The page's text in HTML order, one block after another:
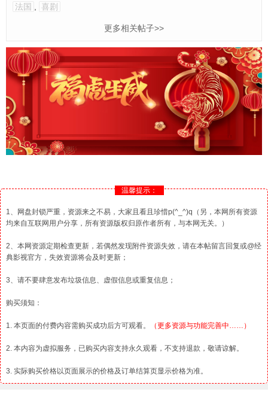
法国 喜剧
更多相关帖子>>
温馨提示：
1、网盘封锁严重，资源来之不易，大家且看且珍惜p(^_^)q（另，本网所有资源
均来自互联网用户分享，所有资源版权归原作者所有，与本网无关。）
2、本网资源定期检查更新，若偶然发现附件资源失效，请在本帖留言回复或@经
典影视官方，失效资源将会及时更新；
3、请不要肆意发布垃圾信息、虚假信息或重复信息；
购买须知：
1. 本页面的付费内容需购买成功后方可观看。 （更多资源与功能完善中……）
2. 本内容为虚拟服务，已购买内容支持永久观看，不支持退款，敬请谅解。
3. 实际购买价格以页面展示的价格及订单结算页显示价格为准。